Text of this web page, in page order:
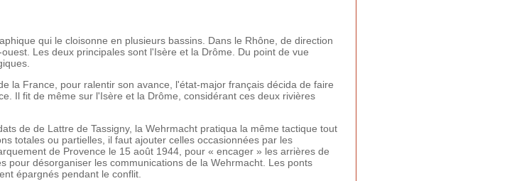
qui le cloisonne en plusieurs bassins. Dans le Rhône, de direction
Les deux principales sont l'Isère et la Drôme. Du point de vue
la France, pour ralentir son avance, l'état-major français décida de faire
Il fit de même sur l'Isère et la Drôme, considérant ces deux rivières
de de Lattre de Tassigny, la Wehrmacht pratiqua la même tactique tout
totales ou partielles, il faut ajouter celles occasionnées par les
de Provence le 15 août 1944, pour « encager » les arrières de
pour désorganiser les communications de la Wehrmacht. Les ponts
épargnés pendant le conflit.